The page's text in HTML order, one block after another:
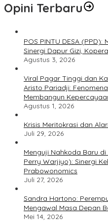
Opini Terbaru
POS PINTU DESA
Sinergi Dapur Gizi,
Agustus 3, 2026
Viral Pagar Tinggi dan
Aristo Pariadji:
Membangun
Agustus 1, 2026
​Krisis Meritokrasi dan
Juli 29, 2026
​Menguji Nahkoda Baru
Perry Warjiyo): Sinergi
Prabowonomics
Juli 27, 2026
Sandra Hartono:
Mengawal Masa Depan
Mei 14, 2026